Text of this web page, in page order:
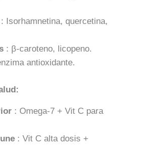
: Isorhamnetina, quercetina,
: β-caroteno, licopeno.
antioxidante.
: Omega-7 + Vit C para
: Vit C alta dosis +